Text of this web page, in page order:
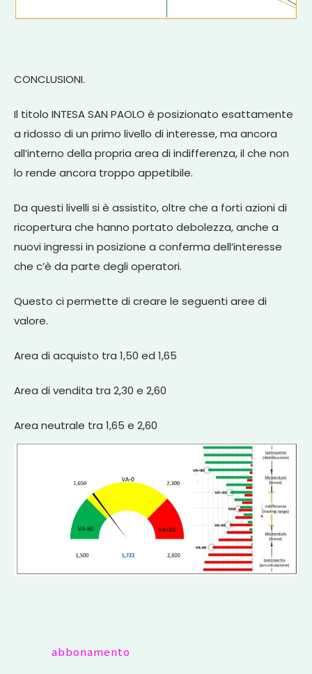
CONCLUSIONI.
Il titolo INTESA SAN PAOLO è posizionato esattamente
a ridosso di un primo livello di interesse, ma ancora
all’interno della propria area di indifferenza, il che non
lo rende ancora troppo appetibile.
Da questi livelli si è assistito, oltre che a forti azioni di
ricopertura che hanno portato debolezza, anche a
nuovi ingressi in posizione a conferma dell’interesse
che c’è da parte degli operatori.
Questo ci permette di creare le seguenti aree di
valore.
Area di acquisto tra 1,50 ed 1,65
Area di vendita tra 2,30 e 2,60
Area neutrale tra 1,65 e 2,60
abbonamento